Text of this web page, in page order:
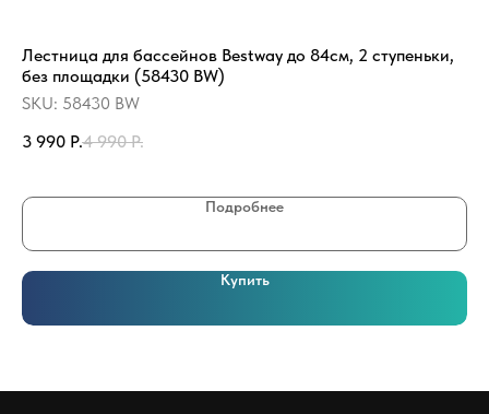
Лестница для бассейнов Bestway до 84см, 2 ступеньки,
без площадки (58430 BW)
SKU: 58430 BW
3 990 Р.4 990 Р.
Подробнее
Купить